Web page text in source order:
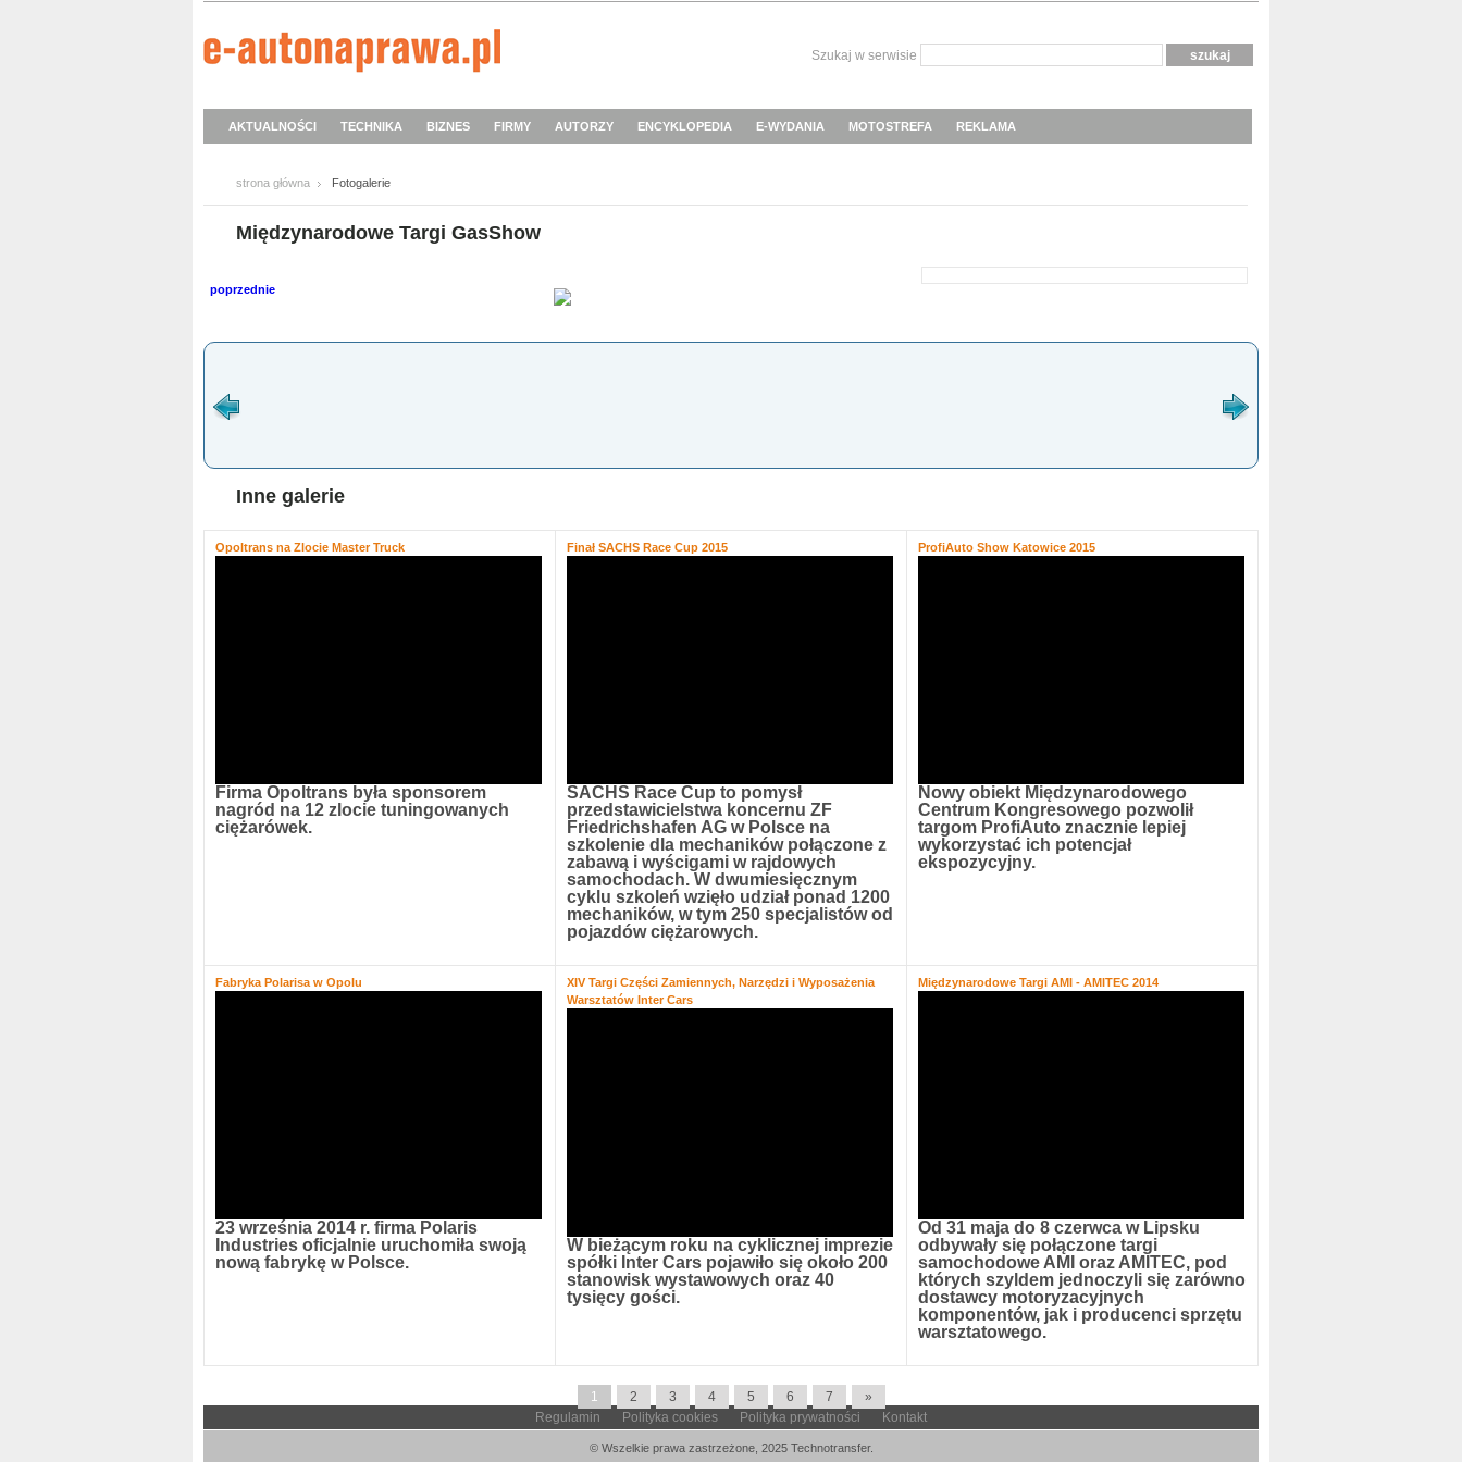
Szukaj w serwisie
AKTUALNOŚCI TECHNIKA BIZNES FIRMY AUTORZY ENCYKLOPEDIA E-WYDANIA MOTOSTREFA REKLAMA
strona główna Fotogalerie
Międzynarodowe Targi GasShow
poprzednie
Inne galerie
Opoltrans na Zlocie Master Truck
Firma Opoltrans była sponsorem
nagród na 12 zlocie tuningowanych
ciężarówek.
Finał SACHS Race Cup 2015
SACHS Race Cup to pomysł
przedstawicielstwa koncernu ZF
Friedrichshafen AG w Polsce na
szkolenie dla mechaników połączone z
zabawą i wyścigami w rajdowych
samochodach. W dwumiesięcznym
cyklu szkoleń wzięło udział ponad 1200
mechaników, w tym 250 specjalistów od
pojazdów ciężarowych.
ProfiAuto Show Katowice 2015
Nowy obiekt Międzynarodowego
Centrum Kongresowego pozwolił
targom ProfiAuto znacznie lepiej
wykorzystać ich potencjał
ekspozycyjny.
Fabryka Polarisa w Opolu
23 września 2014 r. firma Polaris
Industries oficjalnie uruchomiła swoją
nową fabrykę w Polsce.
XIV Targi Części Zamiennych, Narzędzi i Wyposażenia
Warsztatów Inter Cars
W bieżącym roku na cyklicznej imprezie
spółki Inter Cars pojawiło się około 200
stanowisk wystawowych oraz 40
tysięcy gości.
Międzynarodowe Targi AMI - AMITEC 2014
Od 31 maja do 8 czerwca w Lipsku
odbywały się połączone targi
samochodowe AMI oraz AMITEC, pod
których szyldem jednoczyli się zarówno
dostawcy motoryzacyjnych
komponentów, jak i producenci sprzętu
warsztatowego.
1 2 3 4 5 6 7
»
Regulamin
Polityka cookies Polityka prywatności Kontakt
© Wszelkie prawa zastrzeżone, 2025 Technotransfer.